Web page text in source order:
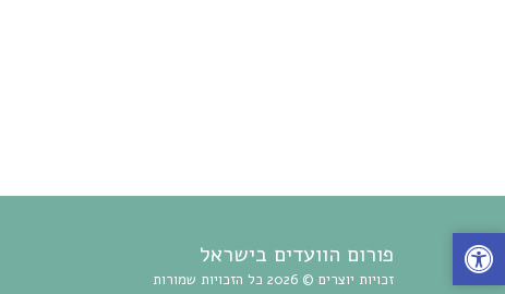
פורום הוועדים בישראל
זכויות יוצרים © 2026 כל הזכויות שמורות